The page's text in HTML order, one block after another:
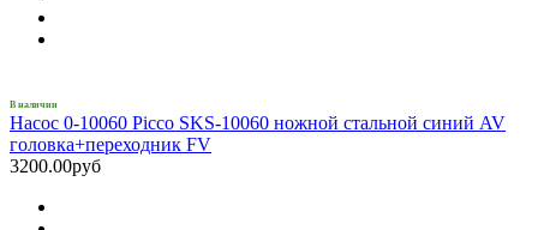
В наличии
Насос 0-10060 Picco SKS-10060 ножной стальной синий AV
головка+переходник FV
3200.00руб